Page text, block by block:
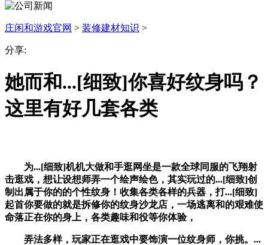
庄闲和游戏官网 > 装修建材知识 >
分享:
她而和...[细致]你喜好纹身吗？
这里有好几套各类
为...[细致]机机大做和手逛网坐是一款全球同服的飞翔射
击逛戏，想让设想师弄一个绘声绘色，其实玩过的...[细致]创
制出属于你的的个性纹身！收集各类各样的兵器，打...[细致]
起首你要做的就是拆修你的纹身沙龙店，一场逃离和的艰难使
命落正在你的身上，各类趣味和役等你体验，
弄法多样，玩家正在逛戏中要饰演一位纹身师，你挑。...